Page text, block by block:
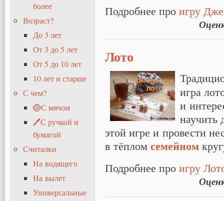
Подробнее про игру
Лото
игра
и
научить
этой игре и провести
в тёплом семейном
Подробнее про игру
более
Возраст?
До 3 лет
От 3 до 5 лет
От 5 до 10 лет
10 лет и старше
С чем?
🏐С мячом
🖊С ручкой и
бумагой
Считалки
На водящего
На вылет
Универсальные